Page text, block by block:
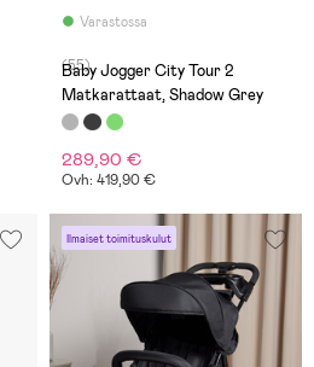
Varastossa
(55)
Baby Jogger City Tour 2
Matkarattaat, Shadow Grey
289,90 €
Ovh: 419,90 €
Ilmaiset toimituskulut